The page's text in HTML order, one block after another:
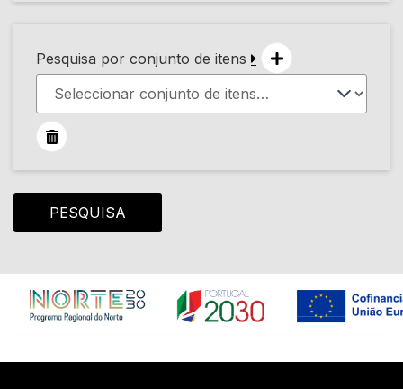
Pesquisa por conjunto de itens
PESQUISA